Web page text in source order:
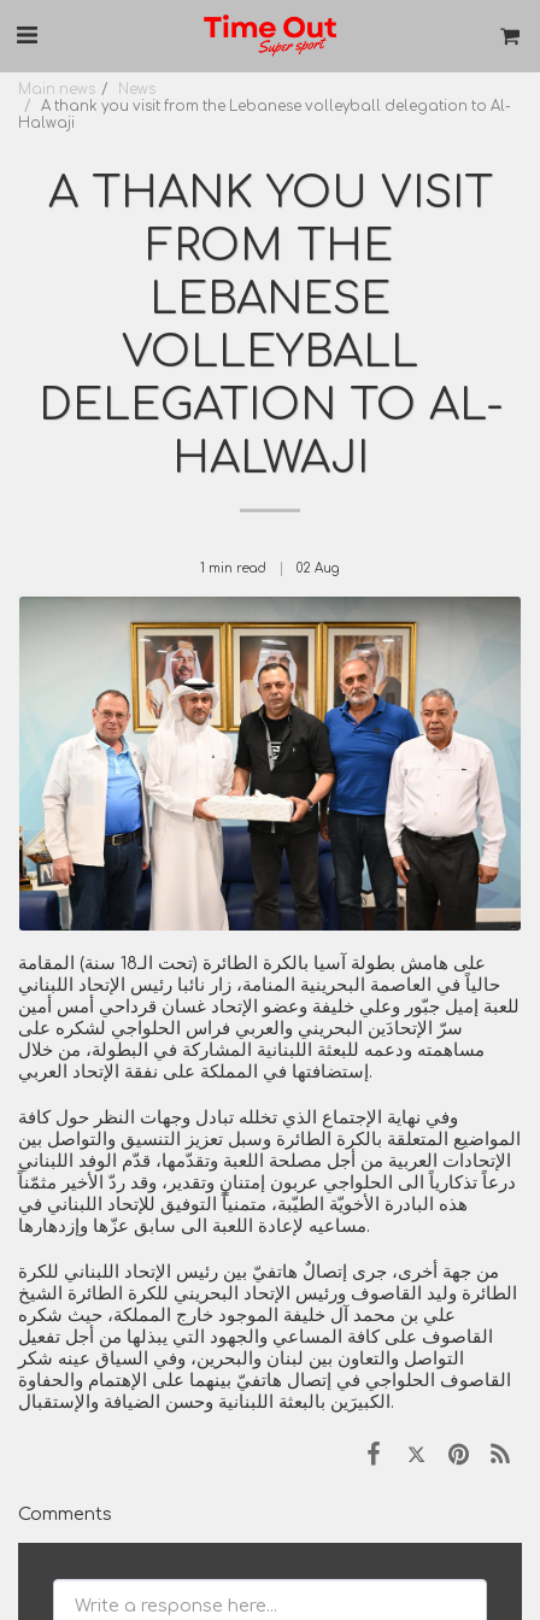
Main news
News
A thank you visit from the Lebanese volleyball delegation to Al-
Halwaji
A THANK YOU VISIT
FROM THE
LEBANESE
VOLLEYBALL
DELEGATION TO AL-
HALWAJI
1 min read 02 Aug
على هامش بطولة آسيا بالكرة الطائرة (تحت الـ18 سنة) المقامة
حالياً في العاصمة البحرينية المنامة، زار نائبا رئيس الإتحاد اللبناني
للعبة إميل جبّور وعلي خليفة وعضو الإتحاد غسان قرداحي أمس أمين
سرّ الإتحادَين البحريني والعربي فراس الحلواجي لشكره على
مساهمته ودعمه للبعثة اللبنانية المشاركة في البطولة، من خلال
إستضافتها في المملكة على نفقة الإتحاد العربي.
وفي نهاية الإجتماع الذي تخلله تبادل وجهات النظر حول كافة
المواضيع المتعلقة بالكرة الطائرة وسبل تعزيز التنسيق والتواصل بين
الإتحادات العربية من أجل مصلحة اللعبة وتقدّمها، قدّم الوفد اللبناني
درعاً تذكارياً الى الحلواجي عربون إمتنانٍ وتقدير، وقد ردّ الأخير مثمّناً
هذه البادرة الأخويّة الطيّبة، متمنياً التوفيق للإتحاد اللبناني في
مساعيه لإعادة اللعبة الى سابق عزّها وإزدهارها.
من جهة أخرى، جرى إتصالٌ هاتفيّ بين رئيس الإتحاد اللبناني للكرة
الطائرة وليد القاصوف ورئيس الإتحاد البحريني للكرة الطائرة الشيخ
علي بن محمد آل خليفة الموجود خارج المملكة، حيث شكره
القاصوف على كافة المساعي والجهود التي يبذلها من أجل تفعيل
التواصل والتعاون بين لبنان والبحرين، وفي السياق عينه شكر
القاصوف الحلواجي في إتصال هاتفيّ بينهما على الإهتمام والحفاوة
الكبيرَين بالبعثة اللبنانية وحسن الضيافة والإستقبال.
Comments